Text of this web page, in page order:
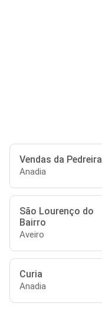
Vendas da Pedreira
Anadia
São Lourenço do
Bairro
Aveiro
Curia
Anadia